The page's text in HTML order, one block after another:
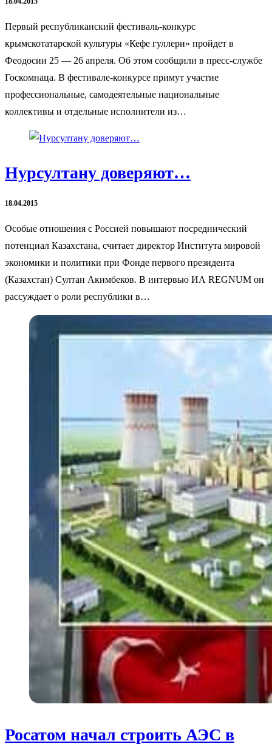
Первый республиканский фестиваль-конкурс
крымскотатарской культуры «Кефе гуллери» пройдет в
Феодосии 25 — 26 апреля. Об этом сообщили в пресс-службе
Госкомнаца. В фестивале-конкурсе примут участие
профессиональные, самодеятельные национальные
коллективы и отдельные исполнители из…
Нурсултану доверяют…
18.04.2015
Особые отношения с Россией повышают посреднический
потенциал Казахстана, считает директор Института мировой
экономики и политики при Фонде первого президента
(Казахстан) Султан Акимбеков. В интервью ИА REGNUM он
рассуждает о роли республики в…
Росатом начал строить АЭС в